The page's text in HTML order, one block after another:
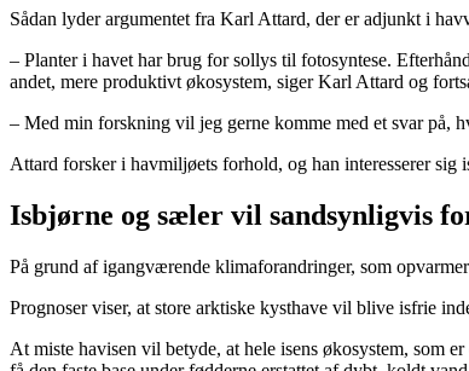
Sådan lyder argumentet fra Karl Attard, der er adjunkt i
– Planter i havet har brug for sollys til fotosyntese.
andet, mere produktivt økosystem, siger Karl Attard og
– Med min forskning vil jeg gerne komme med et svar på,
Attard forsker i havmiljøets forhold, og han interesserer
Isbjørne og sæler vil sandsynligvis
På grund af igangværende klimaforandringer, som
Prognoser viser, at store arktiske kysthave vil blive isfrie
At miste havisen vil betyde, at hele isens økosystem, som